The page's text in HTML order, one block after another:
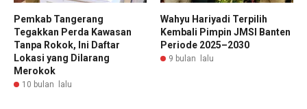
Pemkab Tangerang
Tegakkan Perda Kawasan
Tanpa Rokok, Ini Daftar
Lokasi yang Dilarang
Merokok
10 bulan lalu
Wahyu Hariyadi Terpilih
Kembali Pimpin JMSI Banten
Periode 2025–2030
9 bulan lalu